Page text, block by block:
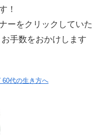
！
ーをクリックしていた
手数をおかけします